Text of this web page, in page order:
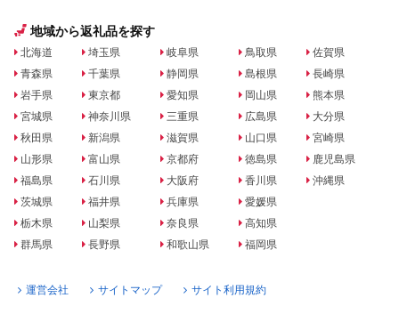
地域から返礼品を探す
北海道
青森県
岩手県
宮城県
秋田県
山形県
福島県
茨城県
栃木県
群馬県
埼玉県
千葉県
東京都
神奈川県
新潟県
富山県
石川県
福井県
山梨県
長野県
岐阜県
静岡県
愛知県
三重県
滋賀県
京都府
大阪府
兵庫県
奈良県
和歌山県
鳥取県
島根県
岡山県
広島県
山口県
徳島県
香川県
愛媛県
高知県
福岡県
佐賀県
長崎県
熊本県
大分県
宮崎県
鹿児島県
沖縄県
運営会社 サイトマップ サイト利用規約